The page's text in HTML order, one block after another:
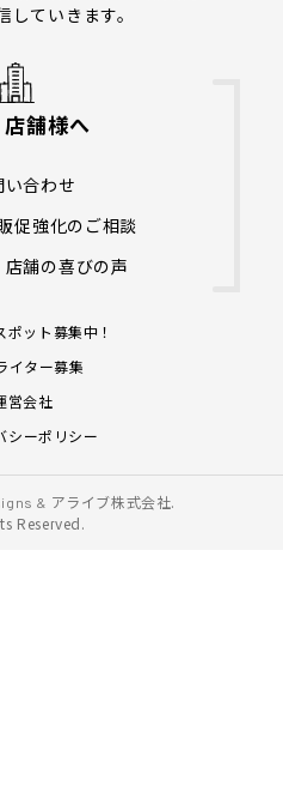
ていきます。
舗様へ
い合わせ
促強化のご相談
舗の喜びの声
ポット募集中！
イター募集
営会社
シーポリシー
& アライブ株式会社.
Reserved.